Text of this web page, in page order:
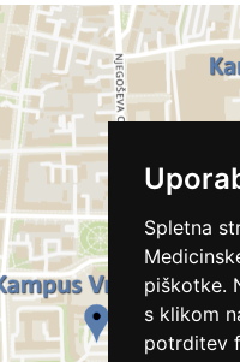
Spletna
piškotke.
s klikom
potrditev